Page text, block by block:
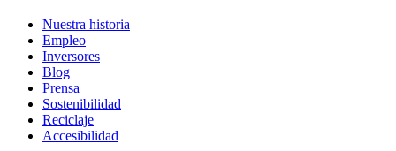
Nuestra historia
Empleo
Inversores
Blog
Prensa
Sostenibilidad
Reciclaje
Accesibilidad